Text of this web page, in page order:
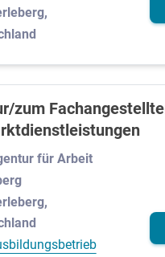
Medizin
zum
für Arbeit